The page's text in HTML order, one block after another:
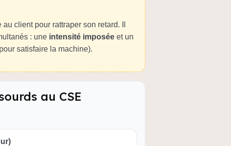
client pour rattraper son retard. Il
: une intensité imposéeet un
satisfaire la machine).
au CSE